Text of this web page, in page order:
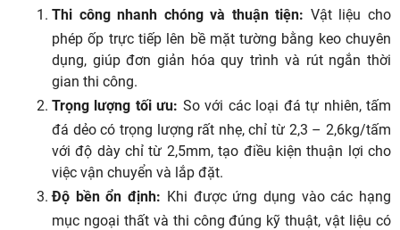
Thi công nhanh chóng và thuận tiện: Vật liệu cho
phép ốp trực tiếp lên bề mặt tường bằng keo chuyên
dụng, giúp đơn giản hóa quy trình và rút ngắn thời
gian thi công.
Trọng lượng tối ưu: So với các loại đá tự nhiên, tấm
đá dẻo có trọng lượng rất nhẹ, chỉ từ 2,3 – 2,6kg/tấm
với độ dày chỉ từ 2,5mm, tạo điều kiện thuận lợi cho
việc vận chuyển và lắp đặt.
Độ bền ổn định: Khi được ứng dụng vào các hạng
mục ngoại thất và thi công đúng kỹ thuật, vật liệu có